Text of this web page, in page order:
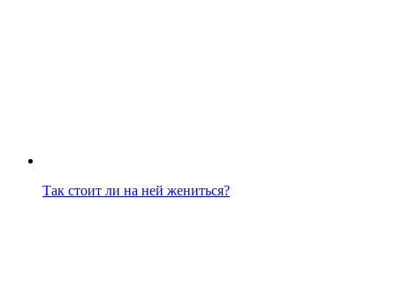
Так стоит ли на ней жениться?